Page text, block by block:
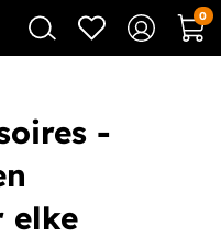
0
-
elke